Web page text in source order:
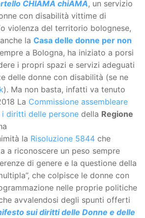
CHIAMA chiAMA, un servizio
con disabilità vittime di
violenza del territorio bolognese,
la Casa delle donne per non
a Bologna, ha iniziato a porsi
i propri spazi e servizi adeguati
delle donne con disabilità (se ne
). Ma non basta, infatti va tenuto
La Commissione assembleare
diritti delle persone della Regione
la Risoluzione 5844 che
a riconoscere un peso sempre
di genere e la questione della
che colpisce le donne con
nelle proprie politiche
avvalendosi degli spunti offerti
sui diritti delle Donne e delle